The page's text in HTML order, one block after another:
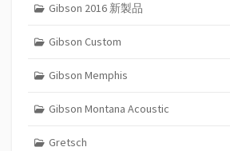
Gibson 2016 新製品
Gibson Custom
Gibson Memphis
Gibson Montana Acoustic
Gretsch